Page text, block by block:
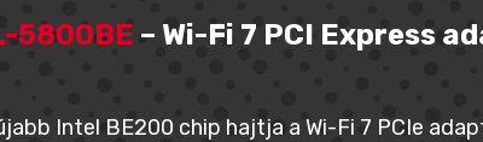
5800BE – Wi-Fi 7 PCI Express
Intel BE200 chip hajtja a Wi-Fi 7 PCIe